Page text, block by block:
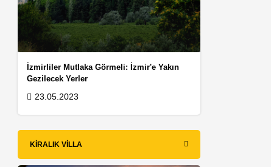
İzmirliler Mutlaka Görmeli: İzmir'e Yakın
Gezilecek Yerler
23.05.2023
KIRALIK VILLA